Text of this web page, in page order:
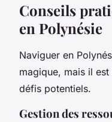
Conseils
en Polynésie
Naviguer en
magique, mais il
défis potentiels.
Gestion des